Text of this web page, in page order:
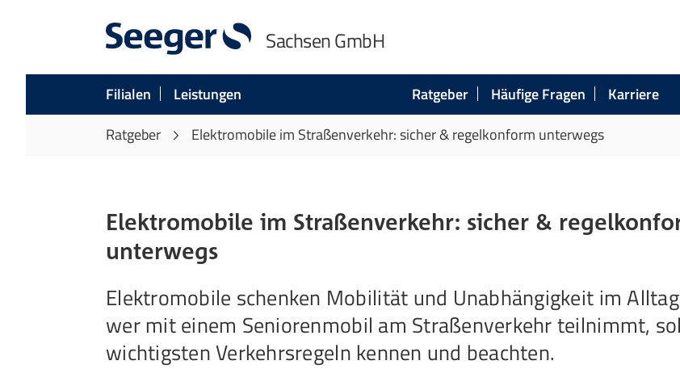
Sachsen GmbH
Filialen Leistungen Ratgeber Häufige Fragen Karriere
Ratgeber
Elektromobile im Straßenverkehr: sicher & regelkonform unterwegs
Elektromobile im Straßenverkehr: sicher &
unterwegs
Elektromobile schenken Mobilität und Unabhängigkeit im
wer mit einem Seniorenmobil am Straßenverkehr teilnimmt,
wichtigsten Verkehrsregeln kennen und beachten.